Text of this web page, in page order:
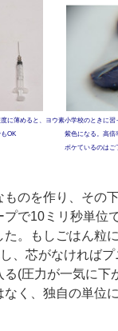
に薄めると、ヨウ素
OK
小学校のときに習
紫色になる。高倍
ボケているのはご
のを作り、その
プで10ミリ秒単位
。もしごはん粒
、芯がなければ
(圧力が一気に下
く、独自の単位